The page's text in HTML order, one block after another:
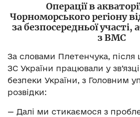
Операції в
Чорноморського регіону
за безпосередньої участі,
з ВМС
За словами Плетенчука, після
ЗС України працювали у
безпеки України, з Головним
розвідки:
— Далі ми стикаємося з